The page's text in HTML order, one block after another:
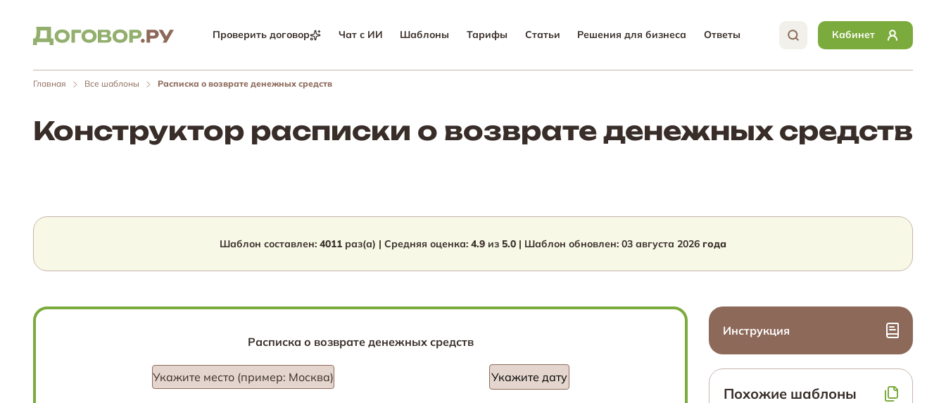
Проверить договор Чат с ИИ Шаблоны Тарифы Статьи Решения для бизнеса Ответы Кабинет
Главная Все шаблоны Расписка о возврате денежных средств
Конструктор расписки о возврате денежных средств
Шаблон составлен: 4011 раз(а) | Средняя оценка: 4.9 из 5.0 | Шаблон обновлен: 03 августа 2026 года
Инструкция
Похожие шаблоны
Расписка о возврате денежных средств
Укажите место (пример: Москва)